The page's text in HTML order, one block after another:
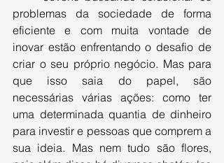
problemas da sociedade de forma
eficiente e com muita vontade de
inovar estão enfrentando o desafio de
criar o seu próprio negócio. Mas para
que isso saia do papel, são
necessárias várias ações: como ter
uma determinada quantia de dinheiro
para investir e pessoas que comprem a
sua ideia. Mas nem tudo são flores,